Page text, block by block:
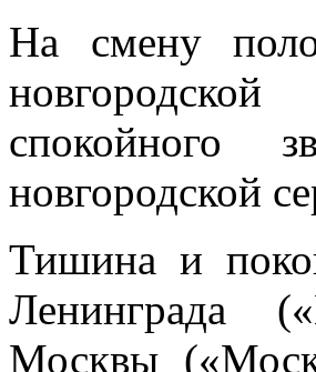
На смену
спокойного
новгородской
Тишина и
Ленинграда
Москвы